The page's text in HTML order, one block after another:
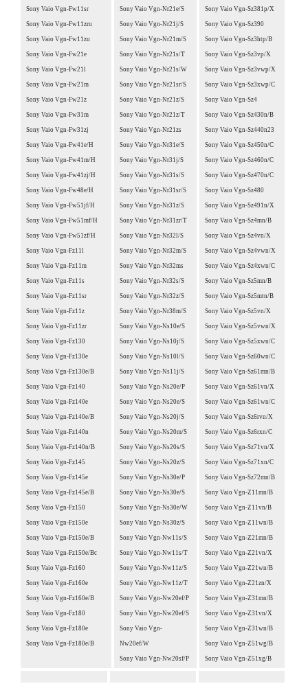
Sony Vaio Vgn-Fw11sr
Sony Vaio Vgn-Fw11zru
Sony Vaio Vgn-Fw11zu
Sony Vaio Vgn-Fw21e
Sony Vaio Vgn-Fw21l
Sony Vaio Vgn-Fw21m
Sony Vaio Vgn-Fw21z
Sony Vaio Vgn-Fw31m
Sony Vaio Vgn-Fw31zj
Sony Vaio Vgn-Fw41e/H
Sony Vaio Vgn-Fw41m/H
Sony Vaio Vgn-Fw41zj/H
Sony Vaio Vgn-Fw48e/H
Sony Vaio Vgn-Fw51jf/H
Sony Vaio Vgn-Fw51mf/H
Sony Vaio Vgn-Fw51zf/H
Sony Vaio Vgn-Fz11l
Sony Vaio Vgn-Fz11m
Sony Vaio Vgn-Fz11s
Sony Vaio Vgn-Fz11sr
Sony Vaio Vgn-Fz11z
Sony Vaio Vgn-Fz11zr
Sony Vaio Vgn-Fz130
Sony Vaio Vgn-Fz130e
Sony Vaio Vgn-Fz130e/B
Sony Vaio Vgn-Fz140
Sony Vaio Vgn-Fz140e
Sony Vaio Vgn-Fz140e/B
Sony Vaio Vgn-Fz140n
Sony Vaio Vgn-Fz140n/B
Sony Vaio Vgn-Fz145
Sony Vaio Vgn-Fz145e
Sony Vaio Vgn-Fz145e/B
Sony Vaio Vgn-Fz150
Sony Vaio Vgn-Fz150e
Sony Vaio Vgn-Fz150e/B
Sony Vaio Vgn-Fz150e/Bc
Sony Vaio Vgn-Fz160
Sony Vaio Vgn-Fz160e
Sony Vaio Vgn-Fz160e/B
Sony Vaio Vgn-Fz180
Sony Vaio Vgn-Fz180e
Sony Vaio Vgn-Fz180e/B
Sony Vaio Vgn-Nr21e/S
Sony Vaio Vgn-Nr21j/S
Sony Vaio Vgn-Nr21m/S
Sony Vaio Vgn-Nr21s/T
Sony Vaio Vgn-Nr21s/W
Sony Vaio Vgn-Nr21sr/S
Sony Vaio Vgn-Nr21z/S
Sony Vaio Vgn-Nr21z/T
Sony Vaio Vgn-Nr21zs
Sony Vaio Vgn-Nr31e/S
Sony Vaio Vgn-Nr31j/S
Sony Vaio Vgn-Nr31s/S
Sony Vaio Vgn-Nr31sr/S
Sony Vaio Vgn-Nr31z/S
Sony Vaio Vgn-Nr31zr/T
Sony Vaio Vgn-Nr32l/S
Sony Vaio Vgn-Nr32m/S
Sony Vaio Vgn-Nr32ms
Sony Vaio Vgn-Nr32s/S
Sony Vaio Vgn-Nr32z/S
Sony Vaio Vgn-Nr38m/S
Sony Vaio Vgn-Ns10e/S
Sony Vaio Vgn-Ns10j/S
Sony Vaio Vgn-Ns10l/S
Sony Vaio Vgn-Ns11j/S
Sony Vaio Vgn-Ns20e/P
Sony Vaio Vgn-Ns20e/S
Sony Vaio Vgn-Ns20j/S
Sony Vaio Vgn-Ns20m/S
Sony Vaio Vgn-Ns20s/S
Sony Vaio Vgn-Ns20z/S
Sony Vaio Vgn-Ns30e/P
Sony Vaio Vgn-Ns30e/S
Sony Vaio Vgn-Ns30e/W
Sony Vaio Vgn-Ns30z/S
Sony Vaio Vgn-Nw11s/S
Sony Vaio Vgn-Nw11s/T
Sony Vaio Vgn-Nw11z/S
Sony Vaio Vgn-Nw11z/T
Sony Vaio Vgn-Nw20ef/P
Sony Vaio Vgn-Nw20ef/S
Sony Vaio Vgn-
Nw20ef/W
Sony Vaio Vgn-Nw20sf/P
Sony Vaio Vgn-Sz381p/X
Sony Vaio Vgn-Sz390
Sony Vaio Vgn-Sz3htp/B
Sony Vaio Vgn-Sz3vp/X
Sony Vaio Vgn-Sz3vwp/X
Sony Vaio Vgn-Sz3xwp/C
Sony Vaio Vgn-Sz4
Sony Vaio Vgn-Sz430n/B
Sony Vaio Vgn-Sz440n23
Sony Vaio Vgn-Sz450n/C
Sony Vaio Vgn-Sz460n/C
Sony Vaio Vgn-Sz470n/C
Sony Vaio Vgn-Sz480
Sony Vaio Vgn-Sz491n/X
Sony Vaio Vgn-Sz4mn/B
Sony Vaio Vgn-Sz4vn/X
Sony Vaio Vgn-Sz4vwn/X
Sony Vaio Vgn-Sz4xwn/C
Sony Vaio Vgn-Sz5mn/B
Sony Vaio Vgn-Sz5mtn/B
Sony Vaio Vgn-Sz5vn/X
Sony Vaio Vgn-Sz5vwn/X
Sony Vaio Vgn-Sz5xwn/C
Sony Vaio Vgn-Sz60wn/C
Sony Vaio Vgn-Sz61mn/B
Sony Vaio Vgn-Sz61vn/X
Sony Vaio Vgn-Sz61wn/C
Sony Vaio Vgn-Sz6rvn/X
Sony Vaio Vgn-Sz6rxn/C
Sony Vaio Vgn-Sz71vn/X
Sony Vaio Vgn-Sz71xn/C
Sony Vaio Vgn-Sz72mn/B
Sony Vaio Vgn-Z11mn/B
Sony Vaio Vgn-Z11vn/B
Sony Vaio Vgn-Z11wn/B
Sony Vaio Vgn-Z21mn/B
Sony Vaio Vgn-Z21vn/X
Sony Vaio Vgn-Z21wn/B
Sony Vaio Vgn-Z21zn/X
Sony Vaio Vgn-Z31mn/B
Sony Vaio Vgn-Z31vn/X
Sony Vaio Vgn-Z31wn/B
Sony Vaio Vgn-Z51wg/B
Sony Vaio Vgn-Z51xg/B